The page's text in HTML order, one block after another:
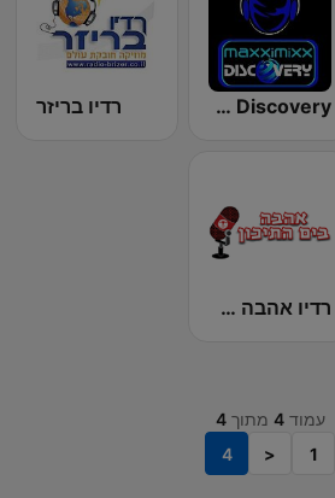
Maxximixx Discovery רדיו בריזר
רדיו אהבה בים התיכון
עמוד4 מתוך4
1
<
4